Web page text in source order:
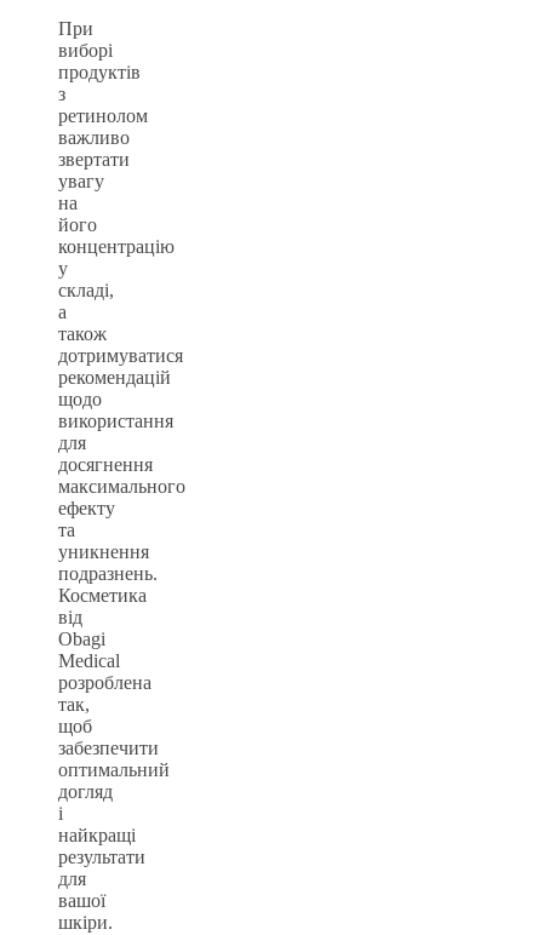
При
виборі
продуктів
з
ретинолом
важливо
звертати
увагу
на
його
концентрацію
у
складі,
а
також
дотримуватися
рекомендацій
щодо
використання
для
досягнення
максимального
ефекту
та
уникнення
подразнень.
Косметика
від
Obagi
Medical
розроблена
так,
щоб
забезпечити
оптимальний
догляд
і
найкращі
результати
для
вашої
шкіри.